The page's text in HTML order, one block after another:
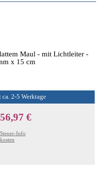
Maul - mit Lichtleiter -
x 15 cm
2-5 Werktage
€
Steuer-Info